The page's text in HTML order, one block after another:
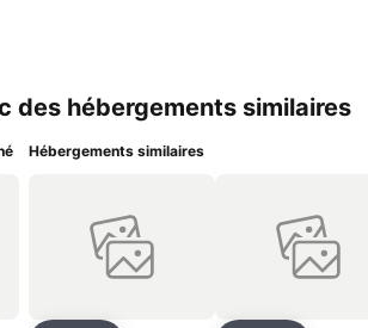
des hébergements similaires
Hébergements similaires